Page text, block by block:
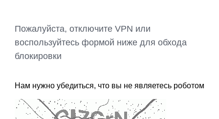
Пожалуйста, отключите VPN или
воспользуйтесь формой ниже для обхода
блокировки
Нам нужно убедиться, что вы не являетесь роботом